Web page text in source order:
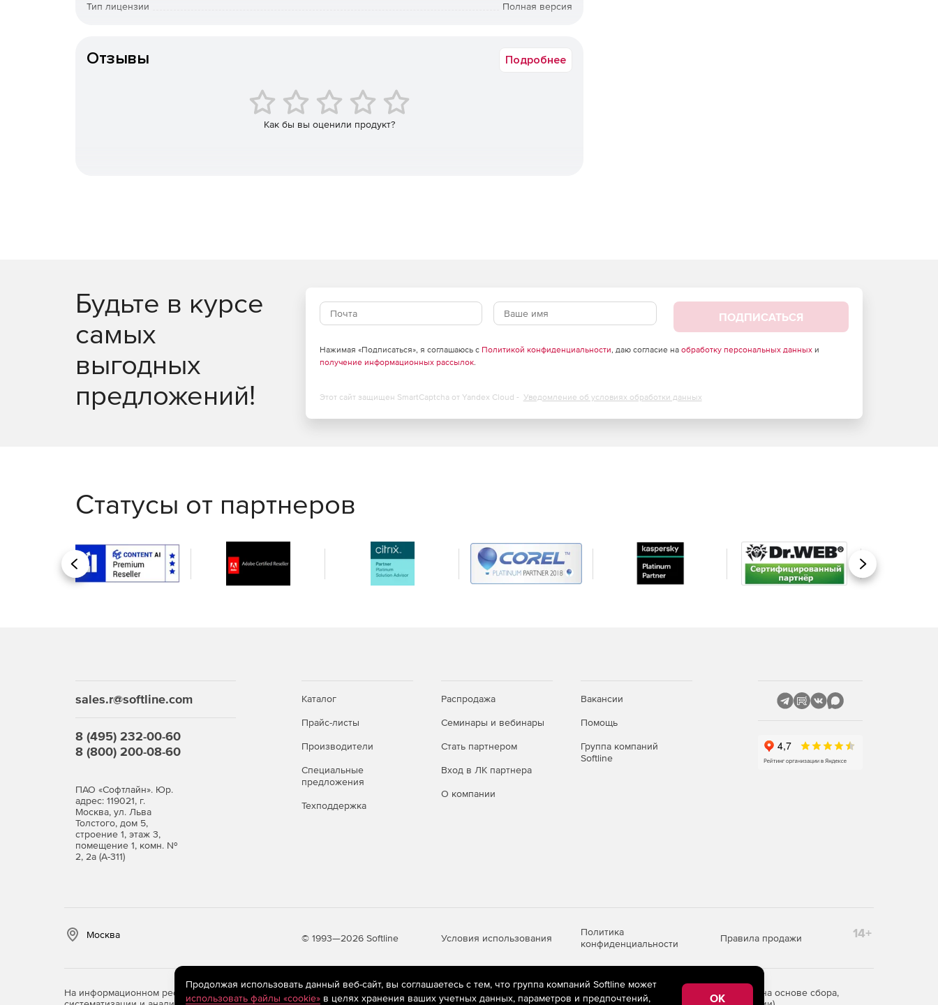
Континент ZTN клиент контролирует соответствие удаленного рабочего места политике безопасности.
Это значительно сокращает вероятность проникновения злоумышленника в ИТ инфраструктуру через
Тип лицензии Полная версия
Тип организации Коммерческая
Отзывы Подробнее
Как бы вы оценили продукт?
Будьте в курсе
самых
выгодных
предложений!
ПОДПИСАТЬСЯ
Нажимая «Подписаться», я соглашаюсь с Политикой конфиденциальности, даю согласие на обработку персональных данныхи
получение информационных рассылок.
Этот сайт защищен SmartCaptcha от Yandex Cloud - Уведомление об условиях обработки данных
Статусы от партнеров
Назад Вперед
sales.r@softline.com
8 (495) 232-00-60
8 (800) 200-08-60
ПАО «Софтлайн». Юр.
адрес: 119021, г.
Москва, ул. Льва
Толстого, дом 5,
строение 1, этаж 3,
помещение 1, комн. №
2, 2а (А-311)
Каталог
Прайс-листы
Производители
Специальные
предложения
Техподдержка
Распродажа
Семинары и вебинары
Стать партнером
Вход в ЛК партнера
О компании
Вакансии
Помощь
Группа компаний
Softline
Москва © 1993—2026 Softline Условия использования
Политика
конфиденциальности
Правила продажи 14+
На информационном ресурсе store.softline.ru применяются рекомендательные технологии
(информационные технологии предоставления информации на основе сбора,
Продолжая использовать данный веб-сайт, вы соглашаетесь с тем, что группа компаний Softline может
использовать файлы «cookie»в целях хранения ваших учетных данных, параметров и предпочтений, OK